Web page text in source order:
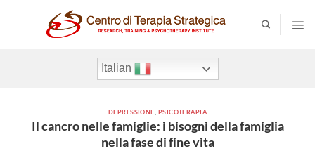
contenuti
DEPRESSIONE PSICOTERAPIA
Il cancro nelle famiglie: i bisogni della famiglia
nella fase di fine vita